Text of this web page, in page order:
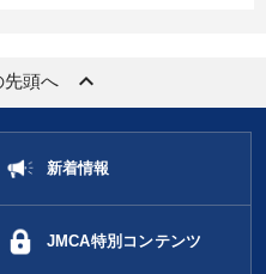
先頭へ keyboard_arrow_up
新着情報
JMCA特別コンテンツ